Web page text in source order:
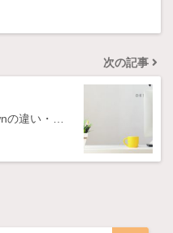
次の記事
の違い・…